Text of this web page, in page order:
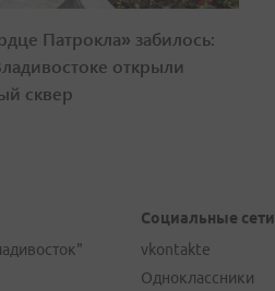
Патрокла» забилось:
открыли
сквер
Социальные сети
vkontakte
Одноклассники